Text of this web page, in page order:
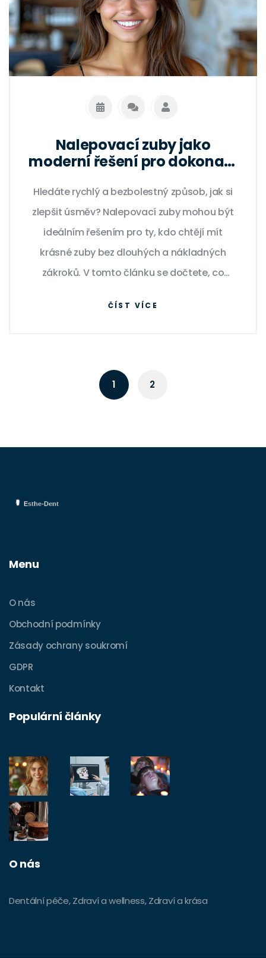
Nalepovací zuby jako
moderní řešení pro dokonalý
Hledáte rychlý a bezbolestný způsob, jak si
zlepšit úsměv? Nalepovací zuby mohou být
ideálním řešením pro ty, kdo chtějí mít
krásné zuby bez dlouhých a nákladných
zákroků. V tomto článku se dočtete, co
nejdéle.
ČÍST VÍCE
1 2
Menu
O nás
Obchodní podmínky
Zásady ochrany soukromí
GDPR
Kontakt
Populární články
O nás
Dentální péče, Zdraví a wellness, Zdraví a krása